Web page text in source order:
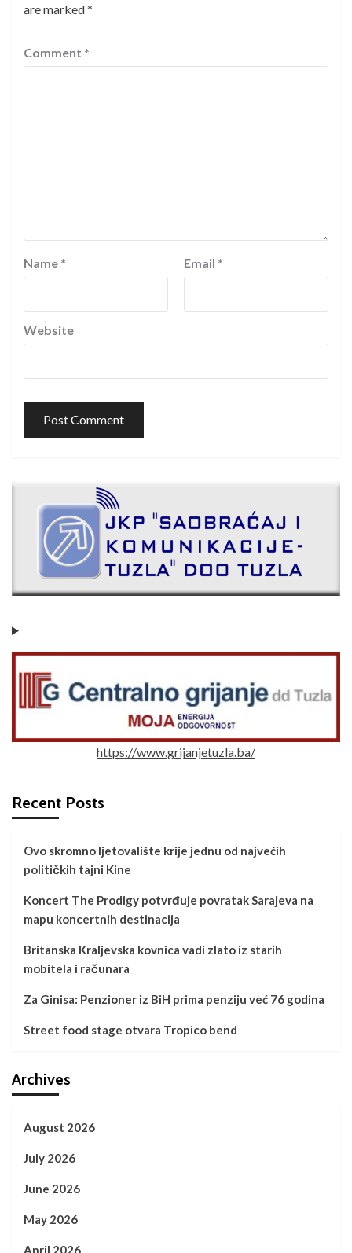
are marked*
Comment *
Name * Email *
Website
https://www.grijanjetuzla.ba/
Recent Posts
Ovo skromno ljetovalište krije jednu od najvećih
političkih tajni Kine
Koncert The Prodigy potvrđuje povratak Sarajeva na
mapu koncertnih destinacija
Britanska Kraljevska kovnica vadi zlato iz starih
mobitela i računara
Za Ginisa: Penzioner iz BiH prima penziju već 76 godina
Street food stage otvara Tropico bend
Archives
August 2026
July 2026
June 2026
May 2026
April 2026